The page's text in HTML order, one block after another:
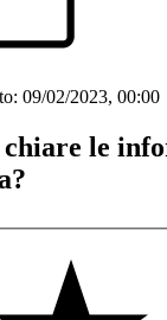
09/02/2023, 00:00
chiare le